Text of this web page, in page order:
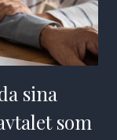
sina
som